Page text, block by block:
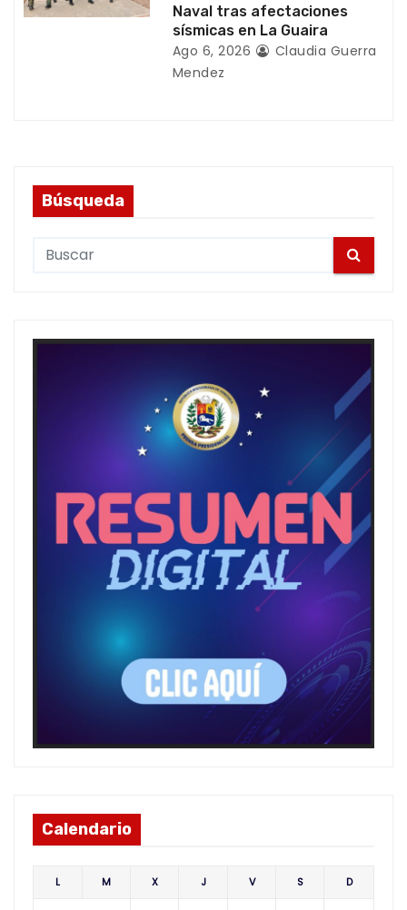
Naval tras afectaciones
sísmicas en La Guaira
Ago 6, 2026
Claudia Guerra
Mendez
Búsqueda
c
Calendario
L M X J V S D